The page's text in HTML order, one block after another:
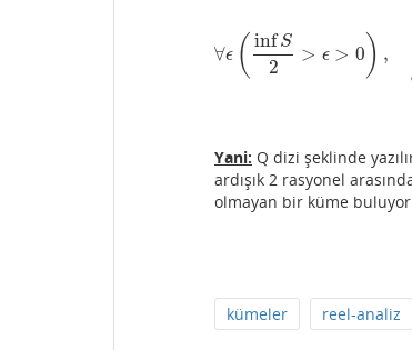
∀ϵ ( inf S
2
> ϵ > 0 ) ,
∀ϵ( inf S 2>
Yani: Q dizi şeklinde
ardışık 2 rasyonel
olmayan bir küme
kümeler reel-analiz